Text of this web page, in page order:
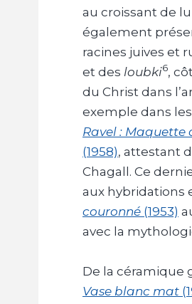
au croissant de
également
racines juives et
et des loubki6,
du Christ dans
exemple dans
Ravel : Maquette
(1958), attestant
Chagall. Ce
aux hybridations
couronné (1953)
avec la
De la céramique
Vase blanc mat